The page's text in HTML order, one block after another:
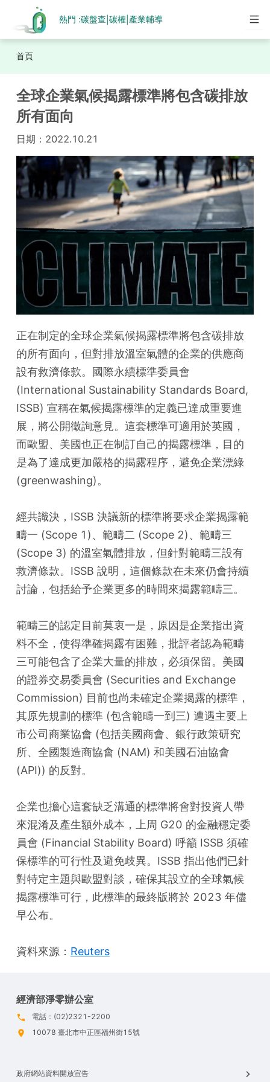
熱門 :碳盤查 碳權| 產業輔導
首頁
全球企業氣候揭露標準將包含碳排放
所有面向
日期： 2022.10.21
正在制定的全球企業氣候揭露標準將包含碳排放
的所有面向，但對排放溫室氣體的企業的供應商
設有救濟條款。國際永續標準委員會
(International Sustainability Standards Board,
ISSB) 宣稱在氣候揭露標準的定義已達成重要進
展，將公開徵詢意見。這套標準可適用於英國，
而歐盟、美國也正在制訂自己的揭露標準，目的
是為了達成更加嚴格的揭露程序，避免企業漂綠
(greenwashing)。
經共識決，ISSB 決議新的標準將要求企業揭露範
疇一 (Scope 1)、範疇二 (Scope 2)、範疇三
(Scope 3) 的溫室氣體排放，但針對範疇三設有
救濟條款。ISSB 說明，這個條款在未來仍會持續
討論，包括給予企業更多的時間來揭露範疇三。
範疇三的認定目前莫衷一是，原因是企業指出資
料不全，使得準確揭露有困難，批評者認為範疇
三可能包含了企業大量的排放，必須保留。美國
的證券交易委員會 (Securities and Exchange
Commission) 目前也尚未確定企業揭露的標準，
其原先規劃的標準 (包含範疇一到三) 遭遇主要上
市公司商業協會 (包括美國商會、銀行政策研究
所、全國製造商協會 (NAM) 和美國石油協會
(API)) 的反對。
企業也擔心這套缺乏溝通的標準將會對投資人帶
來混淆及產生額外成本，上周 G20 的金融穩定委
員會 (Financial Stability Board) 呼籲 ISSB 須確
保標準的可行性及避免歧異。ISSB 指出他們已針
對特定主題與歐盟對談，確保其設立的全球氣候
揭露標準可行，此標準的最終版將於 2023 年儘
早公布。
資料來源： Reuters
經濟部淨零辦公室
電話：(02)2321-2200
10078 臺北市中正區福州街15號
政府網站資料開放宣告